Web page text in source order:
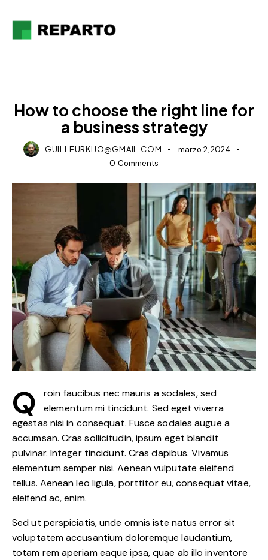
How to choose the right line for
a business strategy
GUILLEURKIJO@GMAIL.COM
marzo 2, 2024
0 Comments
Q
roin faucibus nec mauris a sodales, sed
elementum mi tincidunt. Sed eget viverra
egestas nisi in consequat. Fusce sodales augue a
accumsan. Cras sollicitudin, ipsum eget blandit
pulvinar. Integer tincidunt. Cras dapibus. Vivamus
elementum semper nisi. Aenean vulputate eleifend
tellus. Aenean leo ligula, porttitor eu, consequat vitae,
eleifend ac, enim.
Sed ut perspiciatis, unde omnis iste natus error sit
voluptatem accusantium doloremque laudantium,
totam rem aperiam eaque ipsa, quae ab illo inventore